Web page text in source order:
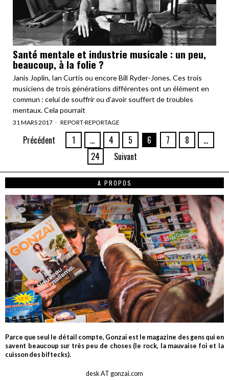
Santé mentale et industrie musicale : un peu,
beaucoup, à la folie ?
Janis Joplin, Ian Curtis ou encore Bill Ryder-Jones. Ces trois
musiciens de trois générations différentes ont un élément en
commun : celui de souffrir ou d’avoir souffert de troubles
mentaux. Cela pourrait
31 MARS 2017 REPORT·REPORTAGE
Précédent 1 … 4 5 6 7 8
…
24
Suivant
A PROPOS
Parce que seul le détail compte, Gonzaï est le magazine des gens qui en
savent beaucoup sur très peu de choses (le rock, la mauvaise foi et la
cuisson des biftecks).
desk AT gonzai.com